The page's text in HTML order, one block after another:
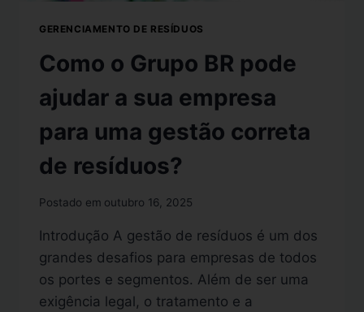
GERENCIAMENTO DE RESÍDUOS
Como o Grupo BR pode
ajudar a sua empresa
para uma gestão correta
de resíduos?
Postado em outubro 16, 2025
Introdução A gestão de resíduos é um dos
grandes desafios para empresas de todos
os portes e segmentos. Além de ser uma
exigência legal, o tratamento e a